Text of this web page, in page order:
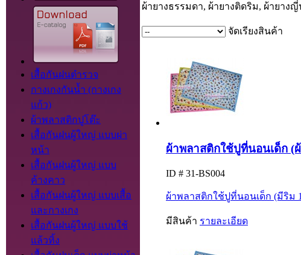
เสื้อกันฝนตำรวจ
กางเกงกันน้ำ (กางเกง
แก้ว)
ผ้าพลาสติกปูโต๊ะ
เสื้อกันฝนผู้ใหญ่ แบบผ่า
หน้า
เสื้อกันฝนผู้ใหญ่ แบบ
ค้างคาว
เสื้อกันฝนผู้ใหญ่ แบบเสื้อ
และกางเกง
เสื้อกันฝนผู้ใหญ่ แบบใช้
แล้วทิ้ง
ผ้ายางธรรมดา, ผ้ายางติดริม, ผ้ายาง
จัดเรียงสินค้า
ผ้าพลาสติกใช้ปูที่นอนเด็ก (
ID # 31-BS004
ผ้าพลาสติกใช้ปูที่นอนเด็ก (มีริม
มีสินค้า รายละเอียด